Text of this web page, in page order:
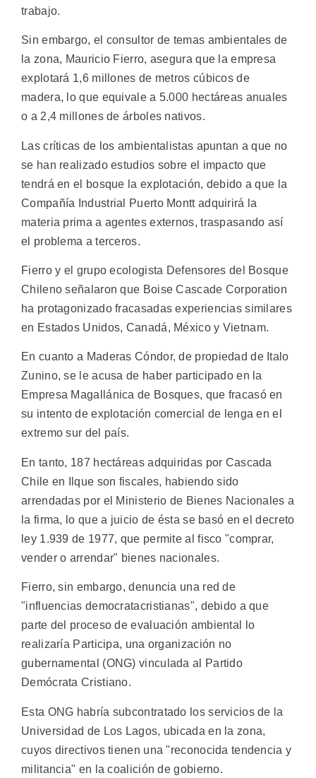
trabajo.
Sin embargo, el consultor de temas ambientales de
la zona, Mauricio Fierro, asegura que la empresa
explotará 1,6 millones de metros cúbicos de
madera, lo que equivale a 5.000 hectáreas anuales
o a 2,4 millones de árboles nativos.
Las críticas de los ambientalistas apuntan a que no
se han realizado estudios sobre el impacto que
tendrá en el bosque la explotación, debido a que la
Compañía Industrial Puerto Montt adquirirá la
materia prima a agentes externos, traspasando así
el problema a terceros.
Fierro y el grupo ecologista Defensores del Bosque
Chileno señalaron que Boise Cascade Corporation
ha protagonizado fracasadas experiencias similares
en Estados Unidos, Canadá, México y Vietnam.
En cuanto a Maderas Cóndor, de propiedad de Italo
Zunino, se le acusa de haber participado en la
Empresa Magallánica de Bosques, que fracasó en
su intento de explotación comercial de lenga en el
extremo sur del país.
En tanto, 187 hectáreas adquiridas por Cascada
Chile en Ilque son fiscales, habiendo sido
arrendadas por el Ministerio de Bienes Nacionales a
la firma, lo que a juicio de ésta se basó en el decreto
ley 1.939 de 1977, que permite al fisco "comprar,
vender o arrendar" bienes nacionales.
Fierro, sin embargo, denuncia una red de
"influencias democratacristianas", debido a que
parte del proceso de evaluación ambiental lo
realizaría Participa, una organización no
gubernamental (ONG) vinculada al Partido
Demócrata Cristiano.
Esta ONG habría subcontratado los servicios de la
Universidad de Los Lagos, ubicada en la zona,
cuyos directivos tienen una "reconocida tendencia y
militancia" en la coalición de gobierno.